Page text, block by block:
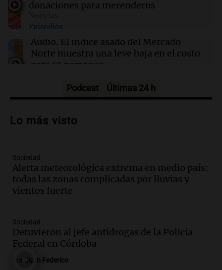
07:59 Sociedad
A 13 años de la explosión de Salta 2141: el
recuerdo de una tragedia que marcó a Rosario
donaciones para merenderos
Episodios
Audio. El índice asado del Mercado
Norte muestra una leve baja en el costo
para 10 personas
Audio.La pizzería más antigua de
pizza esculpida con su rostro
Audio.Córdoba jugará un papel clave en
la visita del Papa León XIV a Argentina
Panorama Federal
Audio.
con gol de Azcácibar en un sólido
desempeño del equipo
Episodios
Podcast Últimas 24 h
Lo más visto
Sociedad
Alerta meteorológica extrema en medio país:
todas las zonas complicadas por lluvias y
vientos fuerte
Sociedad
Detuvieron al jefe antidrogas de la Policía
Federal en Córdoba
Juan Federico